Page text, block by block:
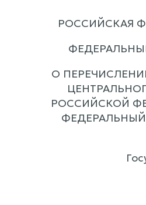
РОССИЙСКАЯ
О
РОССИЙСКОЙ